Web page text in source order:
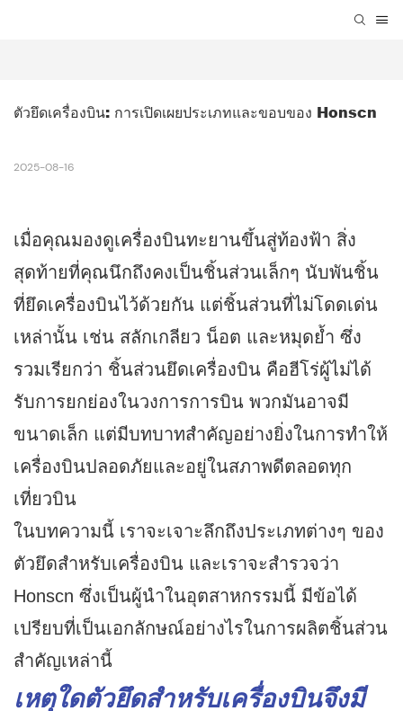
ตัวยึดเครื่องบิน: การเปิดเผยประเภทและขอบของ Honscn
2025-08-16
เมื่อคุณมองดูเครื่องบินทะยานขึ้นสู่ท้องฟ้า สิ่ง
สุดท้ายที่คุณนึกถึงคงเป็นชิ้นส่วนเล็กๆ นับพันชิ้น
ที่ยึดเครื่องบินไว้ด้วยกัน แต่ชิ้นส่วนที่ไม่โดดเด่น
เหล่านั้น เช่น สลักเกลียว น็อต และหมุดย้ำ ซึ่ง
รวมเรียกว่า ชิ้นส่วนยึดเครื่องบิน คือฮีโร่ผู้ไม่ได้
รับการยกย่องในวงการการบิน พวกมันอาจมี
ขนาดเล็ก แต่มีบทบาทสำคัญอย่างยิ่งในการทำให้
เครื่องบินปลอดภัยและอยู่ในสภาพดีตลอดทุก
เที่ยวบิน
ในบทความนี้ เราจะเจาะลึกถึงประเภทต่างๆ ของ
ตัวยึดสำหรับเครื่องบิน และเราจะสำรวจว่า
Honscn ซึ่งเป็นผู้นำในอุตสาหกรรมนี้ มีข้อได้
เปรียบที่เป็นเอกลักษณ์อย่างไรในการผลิตชิ้นส่วน
สำคัญเหล่านี้
เหตุใดตัวยึดสำหรับเครื่องบินจึงมี